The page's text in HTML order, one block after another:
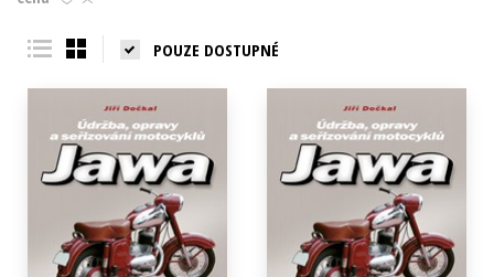
Young adult (SK)
POUZE DOSTUPNÉ